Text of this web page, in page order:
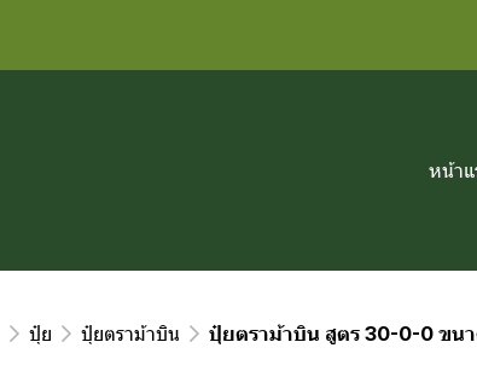
หน้าแ
ปุ๋ย ปุ๋ยตราม้าบิน ปุ๋ยตราม้าบิน สูตร 30-0-0 ขน